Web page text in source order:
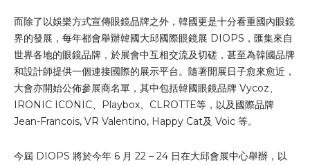
而除了以娛樂方式宣傳眼鏡品牌之外，韓國更是十分看重國內眼鏡
界的發展，每年都會舉辦韓國大邱國際眼鏡展 DIOPS，匯集來自
世界各地的眼鏡品牌，於展會中互相交流及切磋，甚至為韓國品牌
和設計師提供一個連接國際的展示平台。隨著開展日子愈來愈近，
大會亦開始公佈參展商名單，其中包括韓國眼鏡品牌 Vycoz、
IRONIC ICONIC、Playbox、CLROTTE等，以及國際品牌
Jean-Francois, VR Valentino, Happy Cat及 Voic 等。
今屆 DIOPS 將於今年 6 月 22 – 24 日在大邱會展中心舉辦，以